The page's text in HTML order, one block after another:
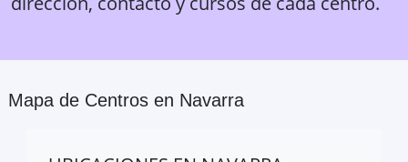
Mapa de Centros en Navarra